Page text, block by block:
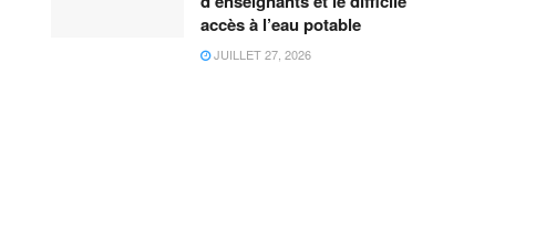
accès à l’eau potable
JUILLET 27, 2026